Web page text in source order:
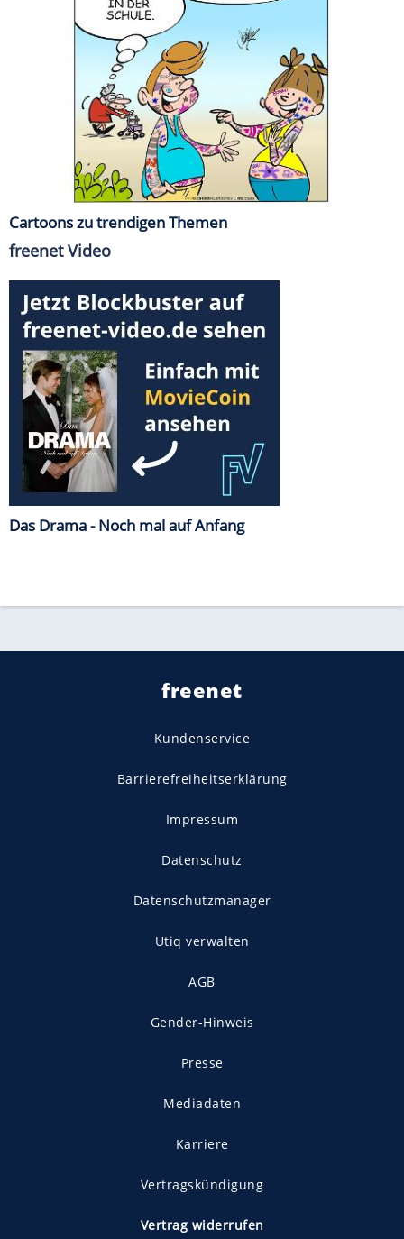
Cartoons zu trendigen Themen
freenet Video
Das Drama - Noch mal auf Anfang
freenet
Kundenservice
Barrierefreiheitserklärung
Impressum
Datenschutz
Datenschutzmanager
Utiq verwalten
AGB
Gender-Hinweis
Presse
Mediadaten
Karriere
Vertragskündigung
Vertrag widerrufen